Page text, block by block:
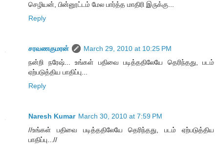
செழியன், பின்னூட்டம் மேல பார்த்த மாதிரி இருக்கு...
Reply
சரவணகுமரன்
March 29, 2010 at 10:25 PM
நன்றி நரேஷ்... உங்கள் பதிவை படித்ததிலேயே தெரிந்தது, படம்
ஏற்படுத்திய பாதிப்பு...
Reply
Naresh Kumar March 30, 2010 at 7:59 PM
//உங்கள் பதிவை படித்ததிலேயே தெரிந்தது, படம் ஏற்படுத்திய
பாதிப்பு...//